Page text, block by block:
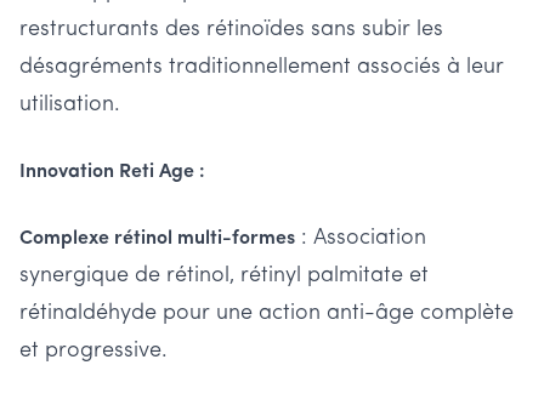
restructurants des rétinoïdes sans subir les
désagréments traditionnellement associés à leur
utilisation.
Innovation Reti Age :
Complexe rétinol multi-formes : Association
synergique de rétinol, rétinyl palmitate et
rétinaldéhyde pour une action anti-âge complète
et progressive.